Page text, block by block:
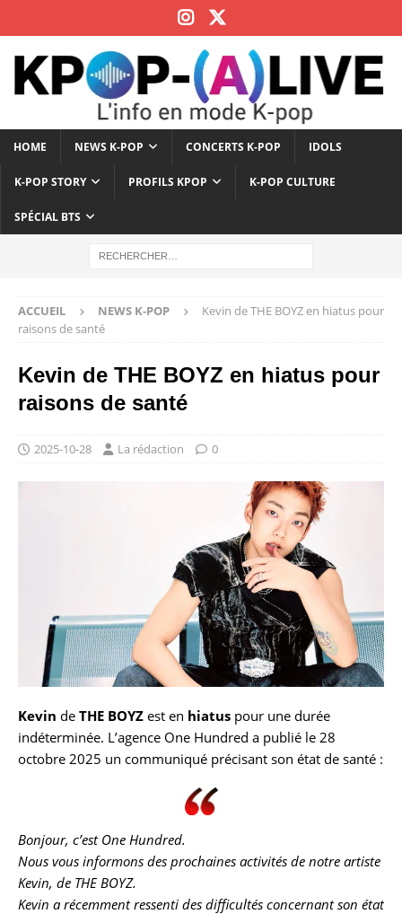
HOME NEWS K-POP CONCERTS K-POP IDOLS
K-POP STORY PROFILS KPOP K-POP CULTURE
SPÉCIAL BTS
ACCUEIL NEWS K-POP
Kevin de THE BOYZ en hiatus pour
raisons de santé
Kevin de THE BOYZ en hiatus pour
raisons de santé
2025-10-28 La rédaction 0
Kevin de THE BOYZ est en hiatus pour une durée
indéterminée. L’agence One Hundred a publié le 28
octobre 2025 un communiqué précisant son état de santé :
Bonjour, c’est One Hundred.
Nous vous informons des prochaines activités de notre artiste
Kevin, de THE BOYZ.
Kevin a récemment ressenti des difficultés concernant son état